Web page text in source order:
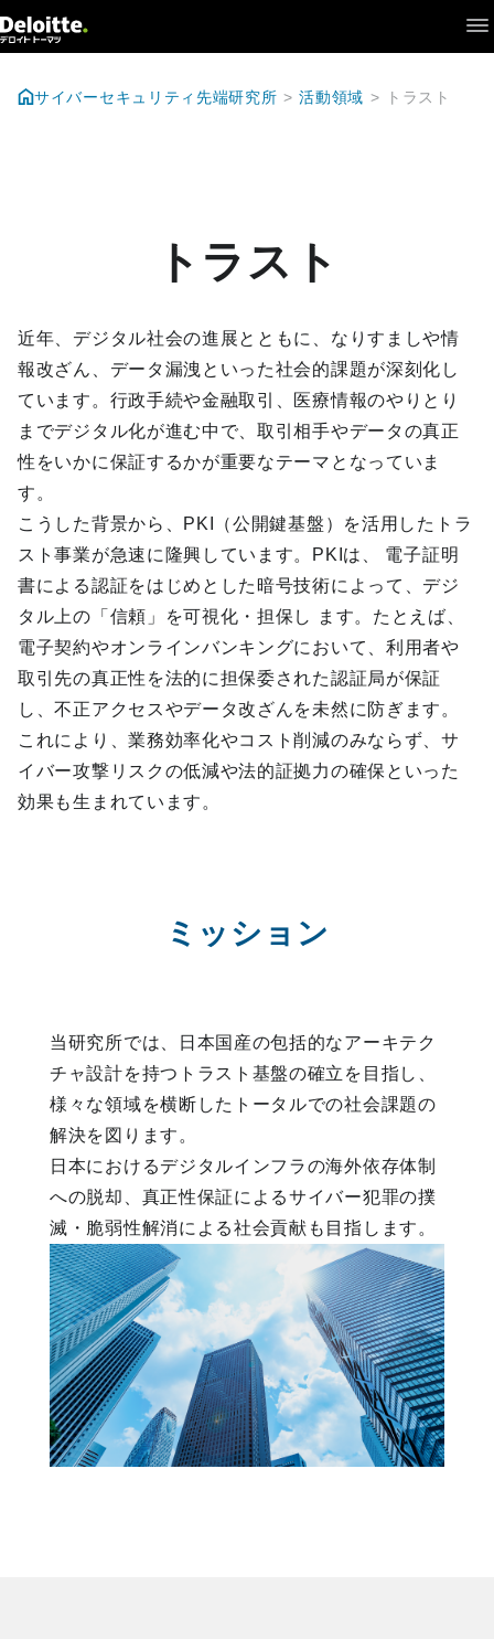
What's New
サイバーセキュリティ先端研究所 活動領域 トラスト
トラスト
近年、デジタル社会の進展とともに、なりすましや情
報改ざん、データ漏洩といった社会的課題が深刻化し
ています。行政手続や金融取引、医療情報のやりとり
までデジタル化が進む中で、取引相手やデータの真正
性をいかに保証するかが重要なテーマとなっていま
す。
こうした背景から、PKI（公開鍵基盤）を活用したトラ
スト事業が急速に隆興しています。PKIは、 電子証明
書による認証をはじめとした暗号技術によって、デジ
タル上の「信頼」を可視化・担保し ます。たとえば、
電子契約やオンラインバンキングにおいて、利用者や
取引先の真正性を法的に担保委された認証局が保証
し、不正アクセスやデータ改ざんを未然に防ぎます。
これにより、業務効率化やコスト削減のみならず、サ
イバー攻撃リスクの低減や法的証拠力の確保といった
効果も生まれています。
ミッション
当研究所では、日本国産の包括的なアーキテク
チャ設計を持つトラスト基盤の確立を目指し、
様々な領域を横断したトータルでの社会課題の
解決を図ります。
日本におけるデジタルインフラの海外依存体制
への脱却、真正性保証によるサイバー犯罪の撲
滅・脆弱性解消による社会貢献も目指します。